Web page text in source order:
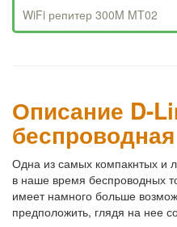
WiFi репитер 300M MT02
Описание D-
Одна из самых компакнтых и
в наше время беспроводных
имеет намного больше
предположить, глядя на нее